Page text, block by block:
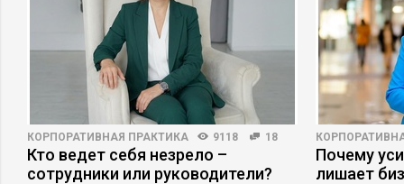
КОРПОРАТИВНАЯ ПРАКТИКА 9118 18
Кто ведет себя незрело –
сотрудники или руководители?
Почему
лишает